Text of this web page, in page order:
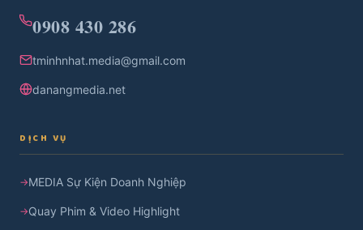
0908 430 286
tminhnhat.media@gmail.com
danangmedia.net
DỊCH VỤ
MEDIA Sự Kiện Doanh Nghiệp
Quay Phim & Video Highlight